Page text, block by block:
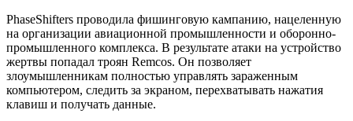
PhaseShifters проводила фишинговую кампанию, нацеленную
на организации авиационной промышленности и оборонно-
промышленного комплекса. В результате атаки на устройство
жертвы попадал троян Remcos. Он позволяет
злоумышленникам полностью управлять зараженным
компьютером, следить за экраном, перехватывать нажатия
клавиш и получать данные.